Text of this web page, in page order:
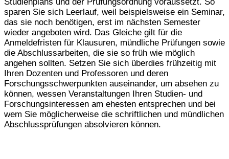
Studienplans und der Prüfungsordnung voraussetzt. So
sparen Sie sich Leerlauf, weil beispielsweise ein Seminar,
das sie noch benötigen, erst im nächsten Semester
wieder angeboten wird. Das Gleiche gilt für die
Anmeldefristen für Klausuren, mündliche Prüfungen sowie
die Abschlussarbeiten, die sie so früh wie möglich
angehen sollten. Setzen Sie sich überdies frühzeitig mit
Ihren Dozenten und Professoren und deren
Forschungsschwerpunkten auseinander, um absehen zu
können, wessen Veranstaltungen Ihren Studien- und
Forschungsinteressen am ehesten entsprechen und bei
wem Sie möglicherweise die schriftlichen und mündlichen
Abschlussprüfungen absolvieren können.